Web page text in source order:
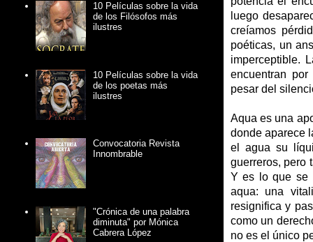
luego
creíamos
poéticas, un
imperceptible.
encuentran
pesar del
Aqua es una
donde aparece
el agua su
guerreros, pero
Y es lo que se
aqua: una
resignifica y
como un
no es el único
10 Películas sobre la vida
de los Filósofos más
ilustres
10 Películas sobre la vida
de los poetas más
ilustres
Convocatoria Revista
Innombrable
"Crónica de una palabra
diminuta" por Mónica
Cabrera López